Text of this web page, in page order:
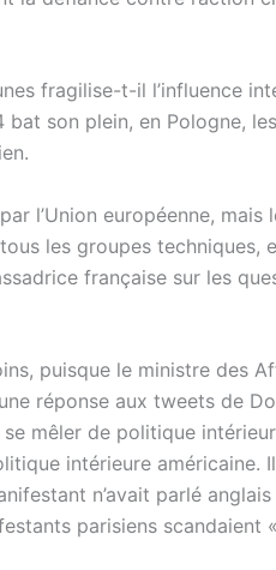
fragilise-t-il l’influence
bat son plein, en Pologne,
l’Union européenne, mais
les groupes techniques,
française sur les
puisque le ministre des
réponse aux tweets de
mêler de politique
intérieure américaine.
n’avait parlé
parisiens scandaient